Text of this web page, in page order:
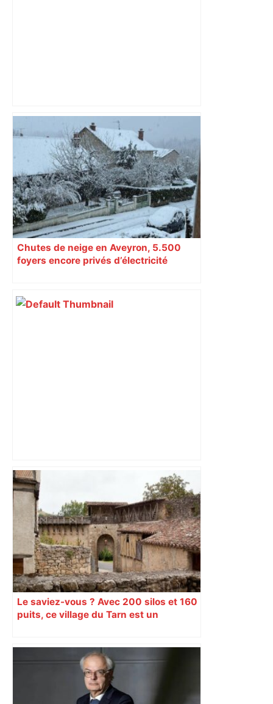
DIRECT. Colère des agriculteurs :
mobilisation agricole à Toulouse ce
samedi, 113 vaches abattues en Ariège
– ladepeche.fr
Chutes de neige en Aveyron, 5.500
foyers encore privés d’électricité
Direct. Top 14 – Perpignan – Toulouse :
l’Usap peut-elle faire chuter le
champion toulousain ? – Rugbyrama
Le saviez-vous ? Avec 200 silos et 160
puits, ce village du Tarn est un